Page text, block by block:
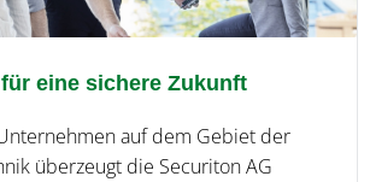
eine sichere Zukunft
auf dem Gebiet der
überzeugt die Securiton AG